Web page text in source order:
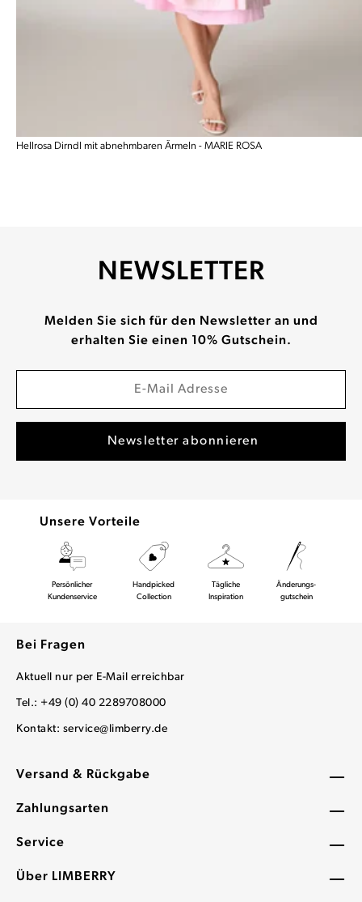
Hellrosa Dirndl mit abnehmbaren Ärmeln - MARIE ROSA
Versand & Rückgabe
Zahlungsarten
Service
Über LIMBERRY
NEWSLETTER
Melden Sie sich für den Newsletter an und
erhalten Sie einen 10% Gutschein.
Unsere Vorteile
Persönlicher
Kundenservice
Handpicked
Collection
Tägliche
Inspiration
Änderungs-
gutschein
Bei Fragen
Aktuell nur per E-Mail erreichbar
Tel.: +49 (0) 40 2289708000
Kontakt: service@limberry.de